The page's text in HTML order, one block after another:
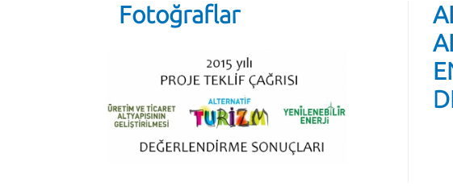
Fotoğraflar